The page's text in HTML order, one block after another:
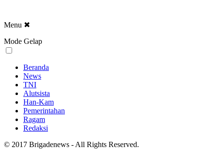
Menu ✖
Mode Gelap
Beranda
News
TNI
Alutsista
Han-Kam
Pemerintahan
Ragam
Redaksi
© 2017 Brigadenews - All Rights Reserved.